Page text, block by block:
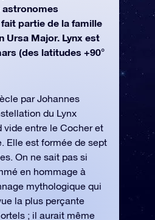
astronomes
partie de la famille
Ursa Major. Lynx est
(des latitudes +90°
par Johannes
du Lynx
vide entre le Cocher et
Elle est formée de sept
On ne sait pas si
en hommage à
mythologique qui
la plus perçante
; il aurait même